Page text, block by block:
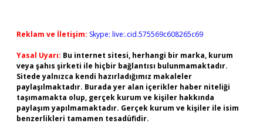
Reklam ve İletişim: Skype: live:.cid.575569c608265c69
Yasal Uyarı: Bu internet sitesi, herhangi bir marka, kurum
veya şahıs şirketi ile hiçbir bağlantısı bulunmamaktadır.
Sitede yalnızca kendi hazırladığımız makaleler
paylaşılmaktadır. Burada yer alan içerikler haber niteliği
taşımamakta olup, gerçek kurum ve kişiler hakkında
paylaşım yapılmamaktadır. Gerçek kurum ve kişiler ile isim
benzerlikleri tamamen tesadüfidir.